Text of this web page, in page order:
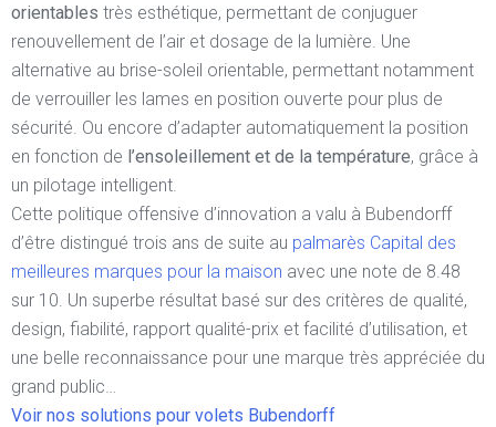
orientables très esthétique, permettant de conjuguer
renouvellement de l’air et dosage de la lumière. Une
alternative au brise-soleil orientable, permettant notamment
de verrouiller les lames en position ouverte pour plus de
sécurité. Ou encore d’adapter automatiquement la position
en fonction de l’ensoleillement et de la température, grâce à
un pilotage intelligent.
Cette politique offensive d’innovation a valu à Bubendorff
d’être distingué trois ans de suite au palmarès Capital des
meilleures marques pour la maison avec une note de 8.48
sur 10. Un superbe résultat basé sur des critères de qualité,
design, fiabilité, rapport qualité-prix et facilité d’utilisation, et
une belle reconnaissance pour une marque très appréciée du
grand public…
Voir nos solutions pour volets Bubendorff